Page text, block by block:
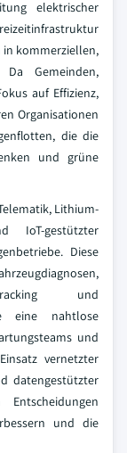
elektrischer
in kommerziellen,
Gemeinden,
auf Effizienz,
Organisationen
die die
und grüne
Lithium-
IoT-gestützter
Diese
und
eine nahtlose
und
vernetzter
datengestützter
Entscheidungen
und die